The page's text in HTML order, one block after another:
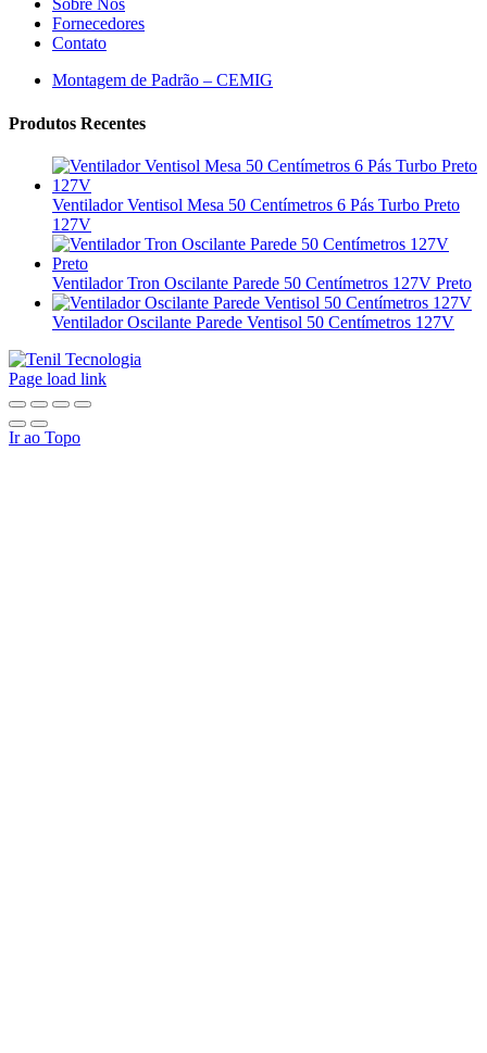
Sobre Nós
Fornecedores
Contato
Montagem de Padrão – CEMIG
Produtos Recentes
Ventilador Ventisol Mesa 50 Centímetros 6 Pás Turbo Preto
127V
Ventilador Tron Oscilante Parede 50 Centímetros 127V Preto
Ventilador Oscilante Parede Ventisol 50 Centímetros 127V
Page load link
Ir ao Topo